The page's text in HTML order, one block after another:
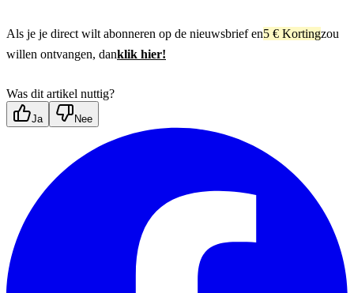
Als je je direct wilt abonneren op de nieuwsbrief en5 € Kortingzou
willen ontvangen, danklik hier!
Was dit artikel nuttig?
Ja Nee